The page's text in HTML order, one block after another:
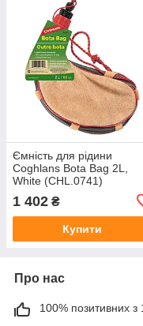
Ємність для рідини
Coghlans Bota Bag 2L,
White (CHL.0741)
1 402 ₴
Купити
Про нас
100% позитивних з